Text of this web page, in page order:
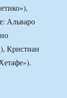
Альваро
Кристиан